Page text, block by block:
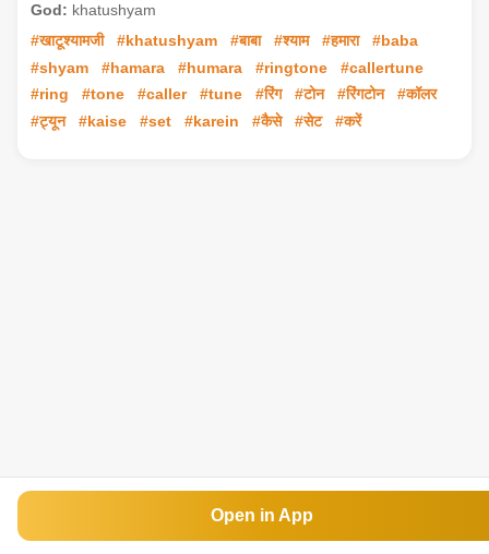
God: khatushyam
#खाटूश्यामजी
#khatushyam #बाबा #श्याम #हमारा
#baba
#shyam
#hamara #humara #ringtone
#callertune
#ring
#tone #caller #tune #रिंग #टोन #रिंगटोन
#कॉलर
#ट्यून
#kaise #set #karein #कैसे #सेट #करें
Open in App